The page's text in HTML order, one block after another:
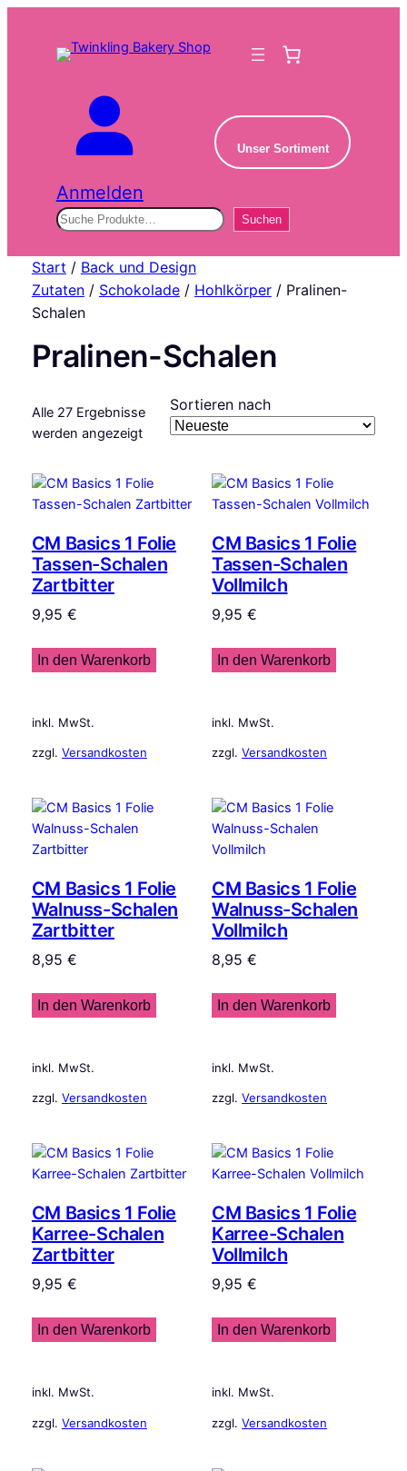
Anmelden
Unser Sortiment
Suchen Suchen
Start / Back und Design
Zutaten/ Schokolade/ Hohlkörper/ Pralinen-
Schalen
Pralinen-Schalen
Alle 27 Ergebnisse
werden angezeigtNach
sortiert
Sortieren nach
CM Basics 1 Folie
Tassen-Schalen
Zartbitter
9,95 €
In den Warenkorb
inkl. MwSt.
zzgl. Versandkosten
CM Basics 1 Folie
Tassen-Schalen
Vollmilch
9,95€
In den Warenkorb
inkl. MwSt.
zzgl.Versandkosten
CM Basics 1 Folie
Walnuss-Schalen
Zartbitter
8,95 €
In den Warenkorb
inkl. MwSt.
zzgl. Versandkosten
CM Basics 1 Folie
Walnuss-Schalen
Vollmilch
8,95€
In den Warenkorb
inkl. MwSt.
zzgl.Versandkosten
CM Basics 1 Folie
Karree-Schalen
Zartbitter
9,95 €
In den Warenkorb
inkl. MwSt.
zzgl. Versandkosten
CM Basics 1 Folie
Karree-Schalen
Vollmilch
9,95€
In den Warenkorb
inkl. MwSt.
zzgl.Versandkosten